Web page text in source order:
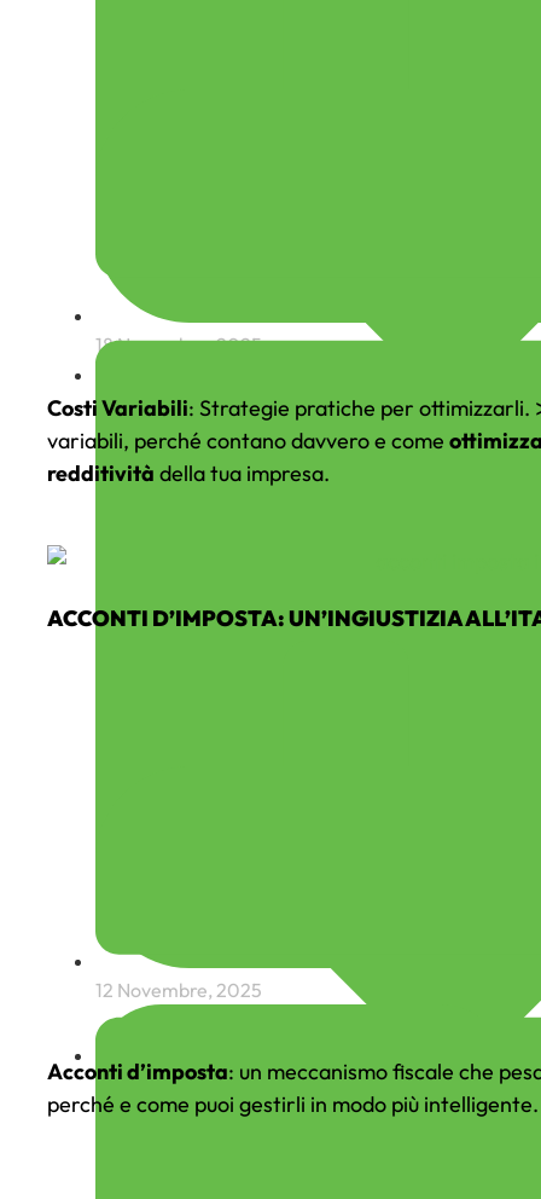
Pianificazione Fiscale
18 Novembre, 2025
Business
12 Novembre, 2025
Costi Variabili: Strategie pratiche per
variabili, perché contano davvero e come
redditività della tua impresa.
ACCONTI D’IMPOSTA: UN’INGIUSTIZIA
Acconti d’imposta: un meccanismo fiscale che
perché e come puoi gestirli in modo più intelligente.